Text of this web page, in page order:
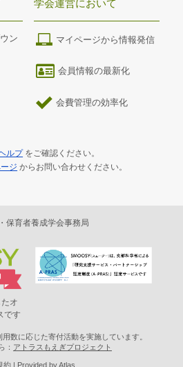
ン
学会運営において
マイページから情報発信
会員情報の最新化
会費管理の効率化
ルプ をご確認ください。
ジ からお問い合わせください。
保育者養成学会事務局
オ
です
数に応じた寄付活動を実施しています。
： アトラスもえぎプロジェクト
約 Provided by Atlas